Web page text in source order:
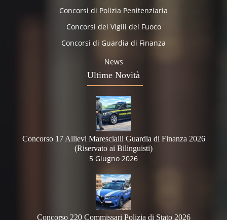
Concorsi di Polizia Penitenziaria
Concorsi dei Vigili del Fuoco
Concorsi di Guardia di Finanza
News
Ultime Novità
Concorso 17 Allievi Marescialli Guardia di Finanza 2026
(Riservato ai Bilinguisti)
5 Giugno 2026
Concorso 220 Commissari Polizia di Stato 2026